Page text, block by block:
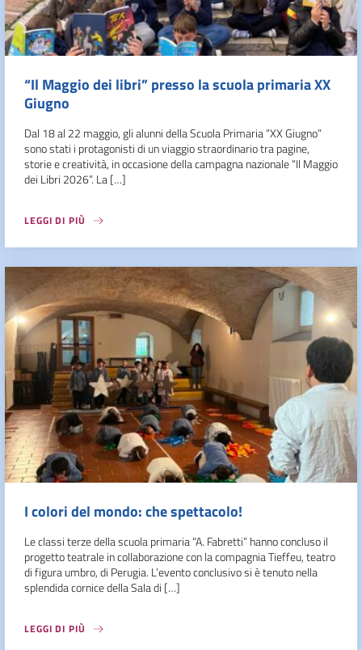
“Il Maggio dei libri” presso la scuola primaria XX
Giugno
Dal 18 al 22 maggio, gli alunni della Scuola Primaria “XX Giugno”
sono stati i protagonisti di un viaggio straordinario tra pagine,
storie e creatività, in occasione della campagna nazionale “Il Maggio
dei Libri 2026”. La […]
LEGGI DI PIÙ
I colori del mondo: che spettacolo!
Le classi terze della scuola primaria “A. Fabretti” hanno concluso il
progetto teatrale in collaborazione con la compagnia Tieffeu, teatro
di figura umbro, di Perugia. L’evento conclusivo si è tenuto nella
splendida cornice della Sala di […]
LEGGI DI PIÙ